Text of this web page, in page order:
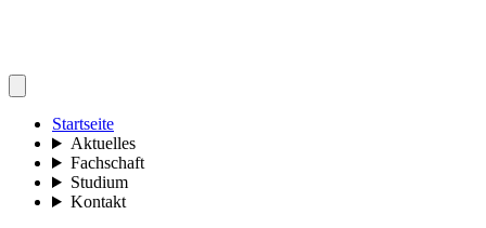
Startseite
Aktuelles
Fachschaft
Studium
Kontakt